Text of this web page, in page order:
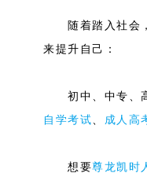
随着踏入社会，
来提升自己：
初中、中专、高
自学考试、 成人高
想要尊龙凯时